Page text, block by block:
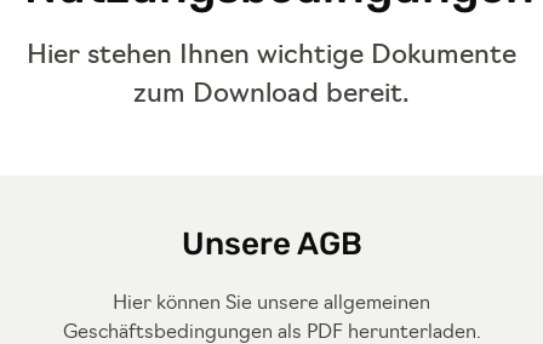
Hier stehen Ihnen wichtige Dokumente
zum Download bereit.
Unsere AGB
Hier können Sie unsere allgemeinen
Geschäftsbedingungen als PDF herunterladen.